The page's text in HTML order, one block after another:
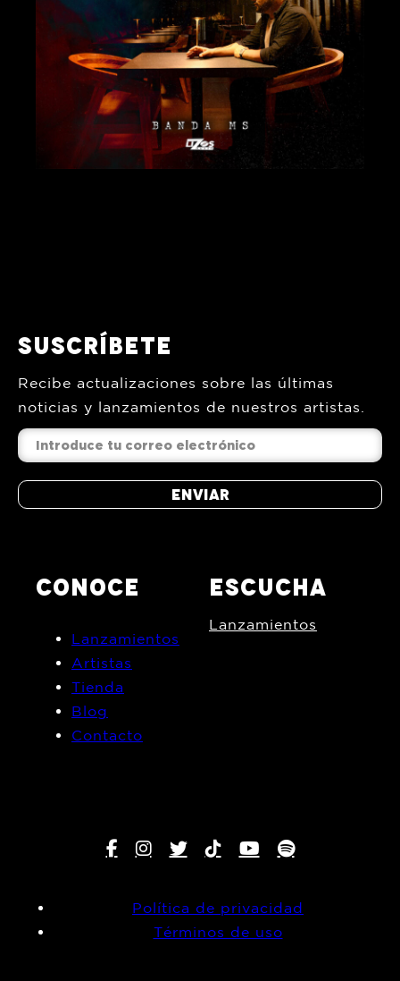
Suscríbete
Recibe actualizaciones sobre las últimas
noticias y lanzamientos de nuestros artistas.
Enviar
CONOCE
Lanzamientos
Artistas
Tienda
Blog
Contacto
ESCUCHA
Lanzamientos
Política de privacidad
Términos de uso